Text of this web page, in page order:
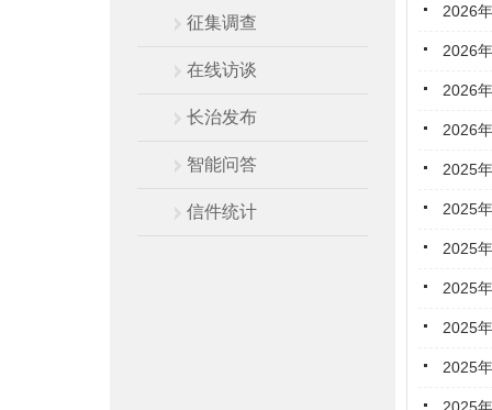
征集调查
在线访谈
长治发布
智能问答
信件统计
2026
2026
2026
2026
2025
2025
2025
2025
2025
2025